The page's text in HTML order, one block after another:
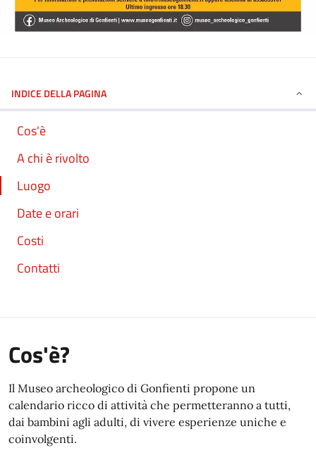
INDICE DELLA PAGINA
Cos'è
A chi è rivolto
Luogo
Date e orari
Costi
Contatti
Cos'è?
Il Museo archeologico di Gonfienti propone un
calendario ricco di attività che permetteranno a tutti,
dai bambini agli adulti, di vivere esperienze uniche e
coinvolgenti.